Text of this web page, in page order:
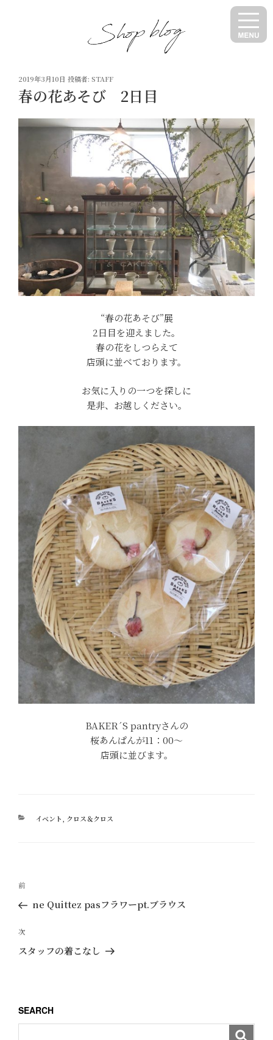
投
稿
日:
2019年3月10日 投稿者: STAFF
春の花あそび 2日目
“春の花あそび”展
2日目を迎えました。
春の花をしつらえて
店頭に並べております。
お気に入りの一つを探しに
是非、お越しください。
BAKER´S pantryさんの
桜あんぱんが11：00～
店頭に並びます。
カ
イベント クロス＆クロス
投
ナ
ビ
ゲ
ン
過
去
投
前
ne Quittez pasフラワーpt.ブラウス
次
の
次
スタッフの着こなし
SEARCH